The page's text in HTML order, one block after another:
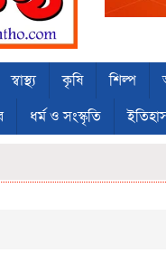
স্বাস্থ্য কৃষি শিল্প
ধর্ম ও সংস্কৃতি